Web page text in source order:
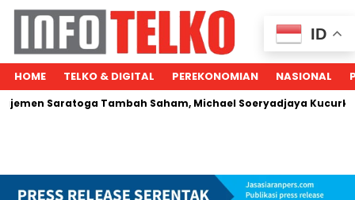
HOME TELKO & DIGITAL PEREKONOMIAN NASIONAL
Saratoga Tambah Saham, Michael Soeryadjaya Kucurkan
ID